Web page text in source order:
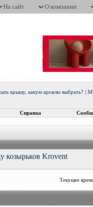
На сайт О компании
крышу, какую кровлю выбрать?
Справка
козырьков Krovent
Текущее